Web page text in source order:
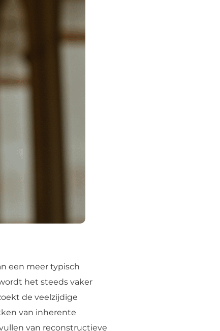
een meer typisch
het steeds vaker
de veelzijdige
van inherente
van reconstructieve